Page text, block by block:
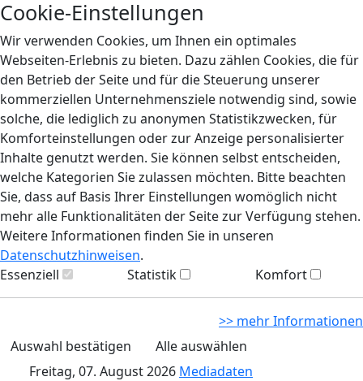
Cookie-Einstellungen
Wir verwenden Cookies, um Ihnen ein optimales
Webseiten-Erlebnis zu bieten. Dazu zählen Cookies, die für
den Betrieb der Seite und für die Steuerung unserer
kommerziellen Unternehmensziele notwendig sind, sowie
solche, die lediglich zu anonymen Statistikzwecken, für
Komforteinstellungen oder zur Anzeige personalisierter
Inhalte genutzt werden. Sie können selbst entscheiden,
welche Kategorien Sie zulassen möchten. Bitte beachten
Sie, dass auf Basis Ihrer Einstellungen womöglich nicht
mehr alle Funktionalitäten der Seite zur Verfügung stehen.
Weitere Informationen finden Sie in unseren
Datenschutzhinweisen.
Essenziell
Statistik Komfort
>> mehr Informationen
Auswahl bestätigen
Alle auswählen
Freitag, 07. August 2026 Mediadaten